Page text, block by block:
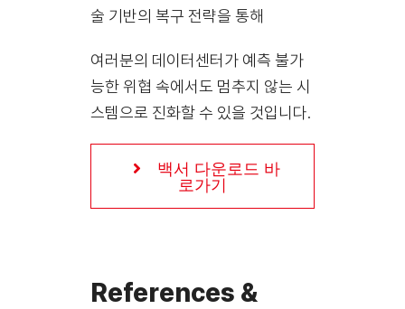
술 기반의 복구 전략을 통해
여러분의 데이터센터가 예측 불가
능한 위협 속에서도 멈추지 않는 시
스템으로 진화할 수 있을 것입니다.
백서 다운로드 바
로가기
References &